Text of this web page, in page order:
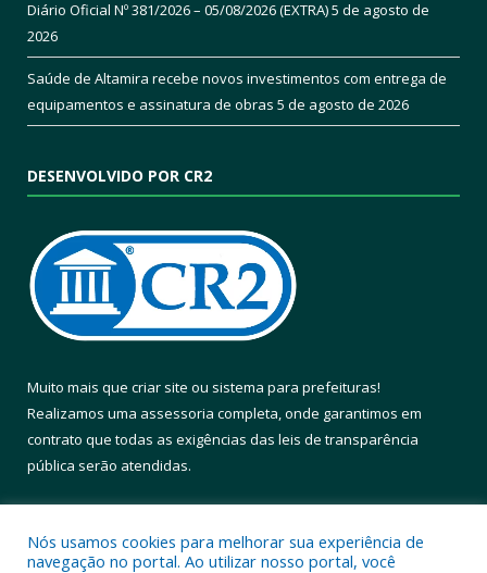
Diário Oficial Nº 381/2026 – 05/08/2026 (EXTRA)5 de agosto de
2026
Saúde de Altamira recebe novos investimentos com entrega de
equipamentos e assinatura de obras 5 de agosto de 2026
DESENVOLVIDO POR CR2
Muito mais que criar site ou sistema para prefeituras!
Realizamos uma assessoria completa, onde garantimos em
contrato que todas as exigências das leis de transparência
pública serão atendidas.
Nós usamos cookies para melhorar sua experiência de
navegação no portal. Ao utilizar nosso portal, você